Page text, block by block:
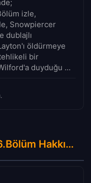
izle,
Snowpiercer
dublajlı
öldürmeye
bir
duyduğu ...
Snowpiercer : 3.Sezon 6.Bölüm Hakkında Yorumlar